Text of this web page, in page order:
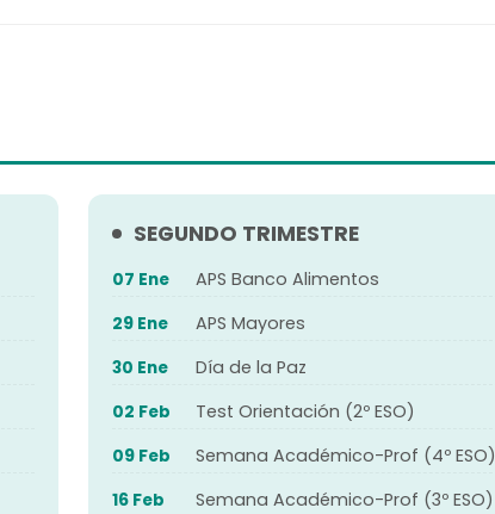
SEGUNDO TRIMESTRE
07 Ene APS Banco Alimentos
29 Ene APS Mayores
30 Ene Día de la Paz
02 Feb Test Orientación (2º ESO)
09 Feb Semana Académico-Prof (4º ESO)
16 Feb Semana Académico-Prof (3º ESO)